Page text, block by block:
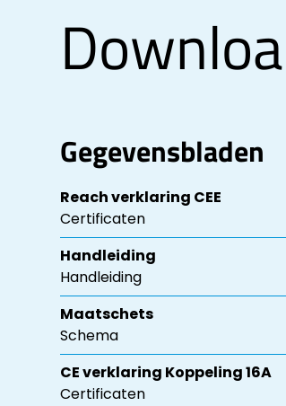
Gegevensbladen
Reach verklaring CEE
Certificaten
Handleiding
Handleiding
Maatschets
Schema
CE verklaring Koppeling 16A
Certificaten